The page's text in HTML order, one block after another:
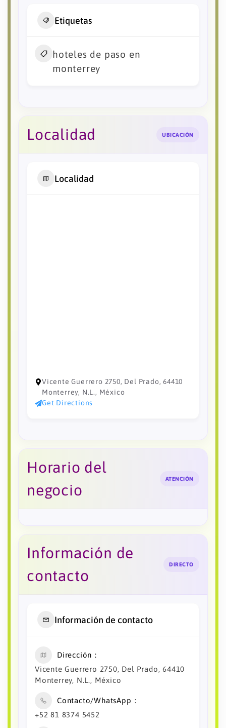
Etiquetas
hoteles de paso en
monterrey
Localidad UBICACIÓN
Localidad
Vicente Guerrero 2750, Del Prado, 64410
Monterrey, N.L., México
Get Directions
Horario del
negocio
ATENCIÓN
Información de
contacto
DIRECTO
Información de contacto
Dirección
Vicente Guerrero 2750, Del Prado, 64410
Monterrey, N.L., México
Contacto/WhatsApp
+52 81 8374 5452